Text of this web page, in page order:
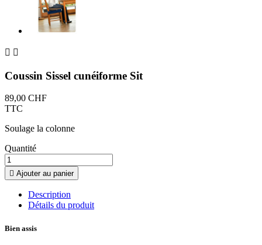
 
Coussin Sissel cunéiforme Sit
89,00 CHF
TTC
Soulage la colonne
Quantité
 Ajouter au panier
Description
Détails du produit
Bien assis